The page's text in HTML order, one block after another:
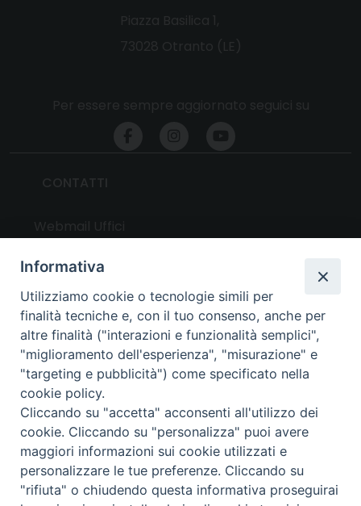
UTILITY
News
Altri articoli
Notizie nazionali
Download
Amministrazione Trasparente
Privacy e cookie policy
Informativa
Utilizziamo cookie o tecnologie simili per
finalità tecniche e, con il tuo consenso, anche per
altre finalità ("interazioni e funzionalità semplici",
"miglioramento dell'esperienza", "misurazione" e
"targeting e pubblicità") come specificato nella
cookie policy.
Cliccando su "accetta" acconsenti all'utilizzo dei
cookie. Cliccando su "personalizza" puoi avere
maggiori informazioni sui cookie utilizzati e
personalizzare le tue preferenze. Cliccando su
"rifiuta" o chiudendo questa informativa proseguirai